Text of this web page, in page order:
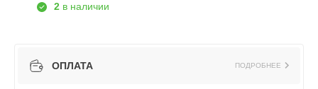
2 в наличии
ОПЛАТА ПОДРОБНЕЕ